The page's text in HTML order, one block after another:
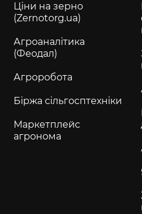
Ціни на зерно
(Zernotorg.ua)
Агроаналітика
(Феодал)
Агроробота
Біржа сільгосптехніки
Маркетплейс
агронома